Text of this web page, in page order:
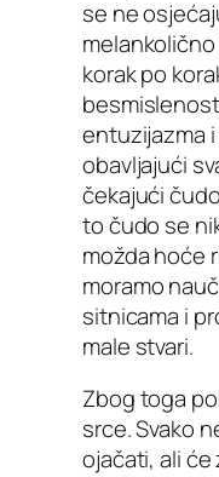
se ne
korak po
entuzijazma
obavljajući
čekajući
to čudo se
možda hoće
moramo
sitnicama i
male stvari.
Zbog toga
srce. Svako
ojačati, ali